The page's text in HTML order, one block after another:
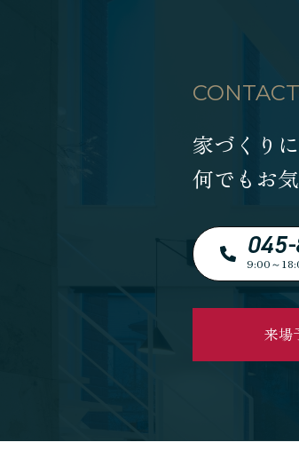
家づくり
何でもお
9:00～
来場